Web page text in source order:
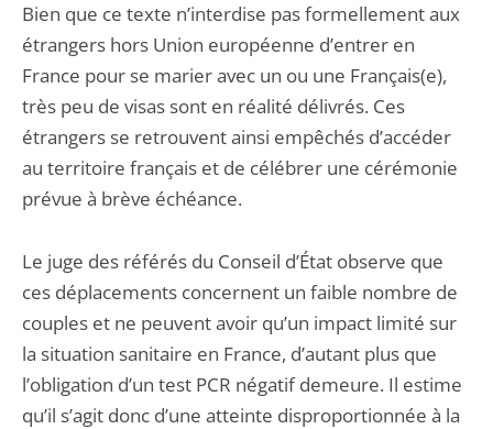
Bien que ce texte n’interdise pas formellement aux
étrangers hors Union européenne d’entrer en
France pour se marier avec un ou une Français(e),
très peu de visas sont en réalité délivrés. Ces
étrangers se retrouvent ainsi empêchés d’accéder
au territoire français et de célébrer une cérémonie
prévue à brève échéance.
Le juge des référés du Conseil d’État observe que
ces déplacements concernent un faible nombre de
couples et ne peuvent avoir qu’un impact limité sur
la situation sanitaire en France, d’autant plus que
l’obligation d’un test PCR négatif demeure. Il estime
qu’il s’agit donc d’une atteinte disproportionnée à la